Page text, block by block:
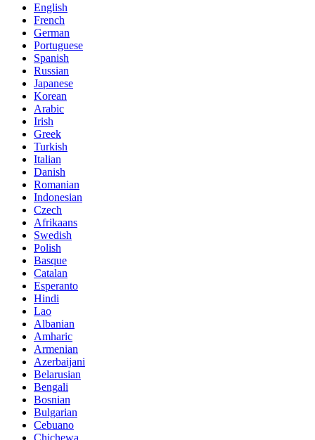
English
French
German
Portuguese
Spanish
Russian
Japanese
Korean
Arabic
Irish
Greek
Turkish
Italian
Danish
Romanian
Indonesian
Czech
Afrikaans
Swedish
Polish
Basque
Catalan
Esperanto
Hindi
Lao
Albanian
Amharic
Armenian
Azerbaijani
Belarusian
Bengali
Bosnian
Bulgarian
Cebuano
Chichewa